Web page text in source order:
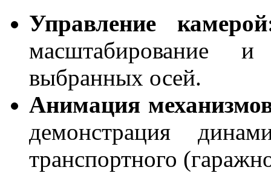
Управление
масштабирование
выбранных осей.
Анимация
демонстрация
транспортного